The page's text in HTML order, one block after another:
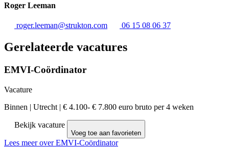
Roger Leeman
roger.leeman@strukton.com 06 15 08 06 37
Gerelateerde vacatures
EMVI-Coördinator
Vacature
Binnen | Utrecht | € 4.100- € 7.800 euro bruto per 4 weken
Bekijk vacature
Voeg toe aan favorieten
Lees meer over EMVI-Coördinator